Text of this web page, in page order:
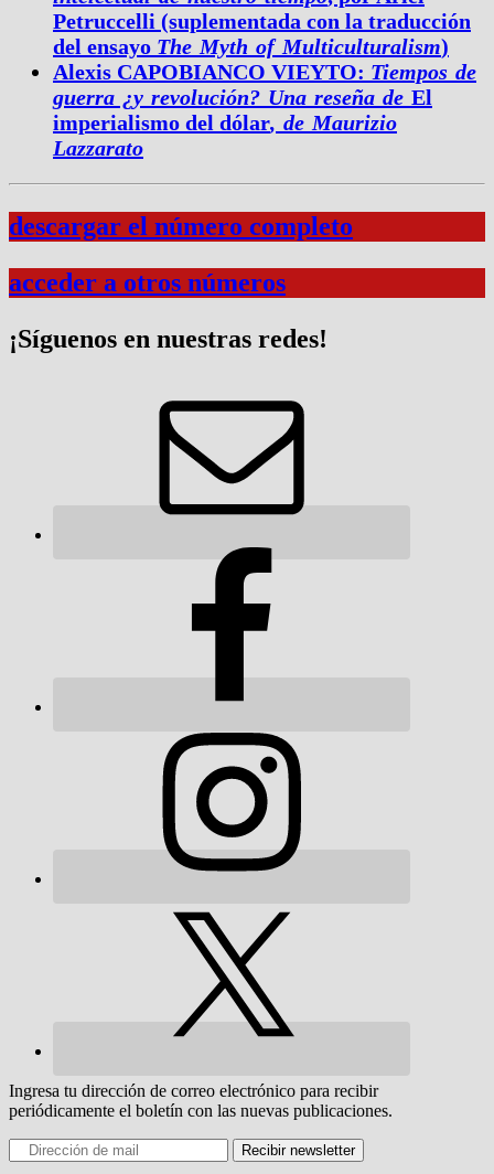
Petruccelli (suplementada con la traducción
del ensayo The Myth of Multiculturalism)
Alexis CAPOBIANCO VIEYTO: Tiempos de
guerra ¿y revolución? Una reseña de El
imperialismo del dólar, de Maurizio
Lazzarato
descargar el número completo
acceder a otros números
¡Síguenos en nuestras redes!
Ingresa tu dirección de correo electrónico para recibir
periódicamente el boletín con las nuevas publicaciones.
Recibir newsletter